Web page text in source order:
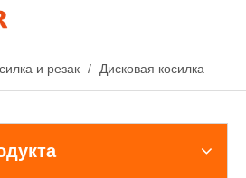
и резак / Дисковая косилка